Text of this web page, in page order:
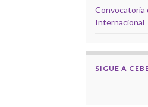
Convocatoria
Internacional
SIGUE A